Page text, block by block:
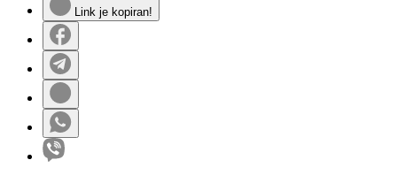
Link je kopiran!